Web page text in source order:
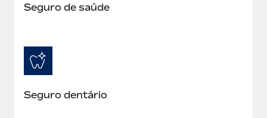
Seguro de saúde
Seguro dentário